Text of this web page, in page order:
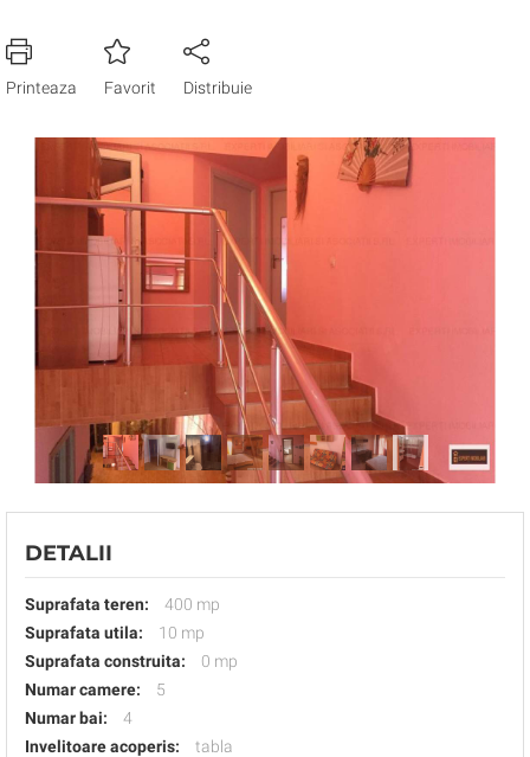
Printeaza Favorit Distribuie
DETALII
Suprafata teren:
400 mp
Suprafata utila:
10 mp
Suprafata construita:
0 mp
Numar camere:
5
Numar bai:
4
Invelitoare acoperis:
tabla